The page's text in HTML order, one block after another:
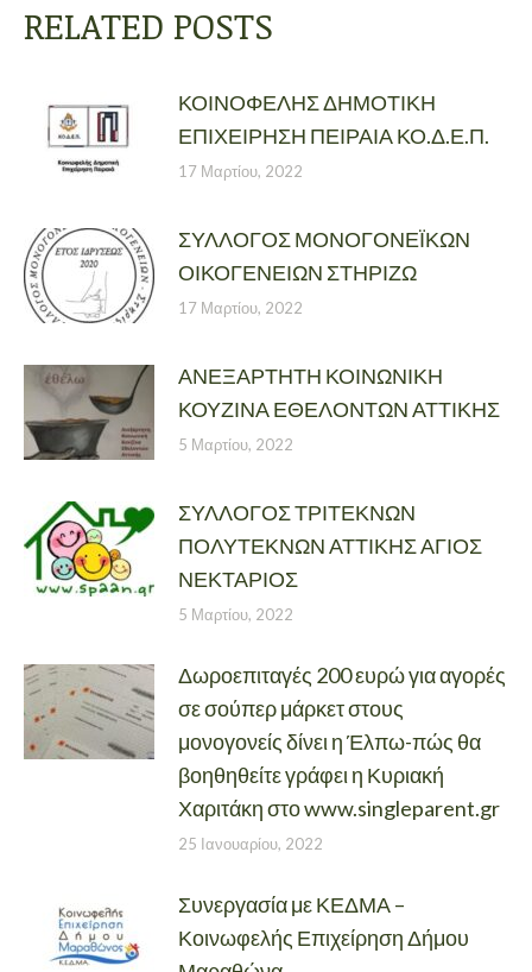
RELATED POSTS
ΚΟΙΝΟΦΕΛΗΣ ΔΗΜΟΤΙΚΗ
ΕΠΙΧΕΙΡΗΣΗ ΠΕΙΡΑΙΑ ΚΟ.Δ.Ε.Π.
17 Μαρτίου, 2022
ΣΥΛΛΟΓΟΣ ΜΟΝΟΓΟΝΕΪΚΩΝ
ΟΙΚΟΓΕΝΕΙΩΝ ΣΤΗΡΙΖΩ
17 Μαρτίου, 2022
ΑΝΕΞΑΡΤΗΤΗ ΚΟΙΝΩΝΙΚΗ
ΚΟΥΖΙΝΑ ΕΘΕΛΟΝΤΩΝ ΑΤΤΙΚΗΣ
5 Μαρτίου, 2022
ΣΥΛΛΟΓΟΣ ΤΡΙΤΕΚΝΩΝ
ΠΟΛΥΤΕΚΝΩΝ ΑΤΤΙΚΗΣ ΑΓΙΟΣ
ΝΕΚΤΑΡΙΟΣ
5 Μαρτίου, 2022
Δωροεπιταγές 200 ευρώ για αγορές
σε σούπερ μάρκετ στους
μονογονείς δίνει η Έλπω-πώς θα
βοηθηθείτε γράφει η Κυριακή
Χαριτάκη στο www.singleparent.gr
25 Ιανουαρίου, 2022
Συνεργασία με ΚΕΔΜΑ –
Κοινωφελής Επιχείρηση Δήμου